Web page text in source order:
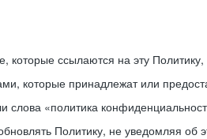
которые ссылаются на эту Политику,
которые принадлежат или
слова «политика
Политику, не уведомляя об